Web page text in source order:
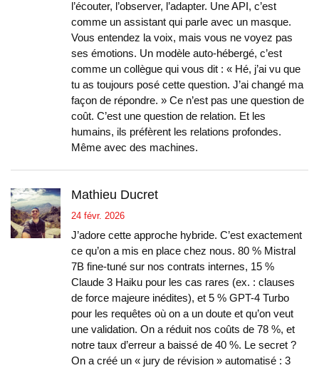
l’écouter, l’observer, l’adapter. Une API, c’est
comme un assistant qui parle avec un masque.
Vous entendez la voix, mais vous ne voyez pas
ses émotions. Un modèle auto-hébergé, c’est
comme un collègue qui vous dit : « Hé, j’ai vu que
tu as toujours posé cette question. J’ai changé ma
façon de répondre. » Ce n’est pas une question de
coût. C’est une question de relation. Et les
humains, ils préfèrent les relations profondes.
Même avec des machines.
Mathieu Ducret
24 févr. 2026
J’adore cette approche hybride. C’est exactement
ce qu’on a mis en place chez nous. 80 % Mistral
7B fine-tuné sur nos contrats internes, 15 %
Claude 3 Haiku pour les cas rares (ex. : clauses
de force majeure inédites), et 5 % GPT-4 Turbo
pour les requêtes où on a un doute et qu’on veut
une validation. On a réduit nos coûts de 78 %, et
notre taux d’erreur a baissé de 40 %. Le secret ?
On a créé un « jury de révision » automatisé : 3